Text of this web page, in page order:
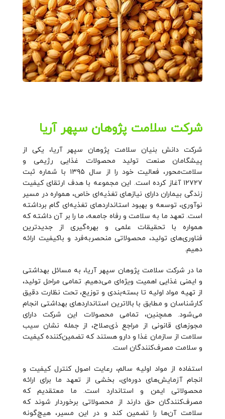
شرکت سلامت پژوهان سپهر آریا
شرکت دانش بنیان سلامت پژوهان سپهر آریا، یکی از
پیشگامان صنعت تولید محصولات غذایی رژیمی و
سلامت‌محور، فعالیت خود را از سال ۱۳۹۵ با شماره ثبت
۱۲۷۲۷ آغاز کرده است. این مجموعه با هدف ارتقای کیفیت
زندگی بیماران دارای نیازهای تغذیه‌ای خاص، همواره در مسیر
نوآوری، توسعه و بهبود استانداردهای تغذیه‌ای گام برداشته
است. تعهد ما به سلامت و رفاه جامعه، ما را بر آن داشته که
همواره با تحقیقات علمی و بهره‌گیری از جدیدترین
فناوری‌های تولید، محصولاتی منحصربه‌فرد و باکیفیت ارائه
دهیم.
ما در شرکت سلامت پژوهان سپهر آریا، به مسائل بهداشتی
و ایمنی غذایی اهمیت ویژه‌ای می‌دهیم. تمامی مراحل تولید،
از تهیه مواد اولیه تا بسته‌بندی و توزیع، تحت نظارت دقیق
کارشناسان و مطابق با بالاترین استانداردهای بهداشتی انجام
می‌شود. همچنین، تمامی محصولات این شرکت دارای
مجوزهای قانونی از مراجع ذی‌صلاح، از جمله نشان سیب
سلامت از سازمان غذا و دارو هستند که تضمین‌کننده کیفیت
و سلامت مصرف‌کنندگان است.
استفاده از مواد اولیه سالم، رعایت اصول کنترل کیفیت و
انجام آزمایش‌های دوره‌ای، بخشی از تعهد ما برای ارائه
محصولاتی ایمن و استاندارد است. ما معتقدیم که
مصرف‌کنندگان حق دارند از محصولاتی برخوردار شوند که
سلامت آن‌ها را تضمین کند و در این مسیر، هیچ‌گونه